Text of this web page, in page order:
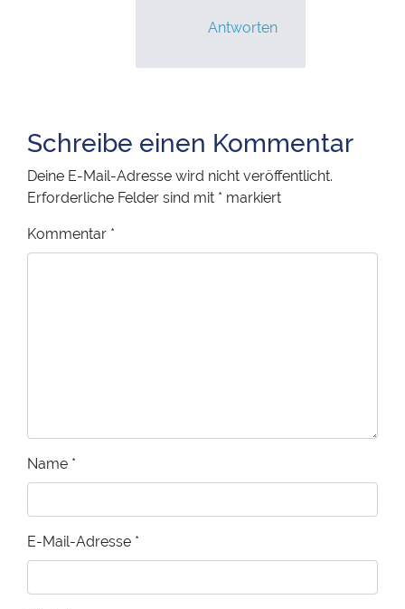
Antworten
Schreibe einen Kommentar
Deine E-Mail-Adresse wird nicht veröffentlicht.
Erforderliche Felder sind mit * markiert
Kommentar *
Name *
E-Mail-Adresse *